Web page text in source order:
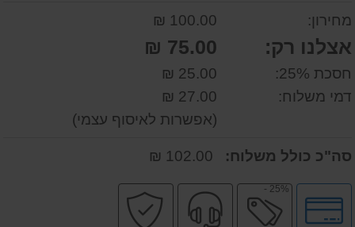
מחירון: 100.00 ₪
אצלנו רק: 75.00 ₪
חסכת 25%:
25.00 ₪
דמי משלוח:
27.00 ₪
(אפשרות לאיסוף עצמי)
סה"כ כולל משלוח:
לחץ
לאפשרויות
25% - מבצע
שירות
מקצועי